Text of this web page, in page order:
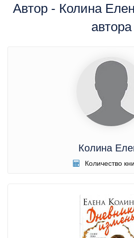
Автор - Колина
автора
Колина
Количество